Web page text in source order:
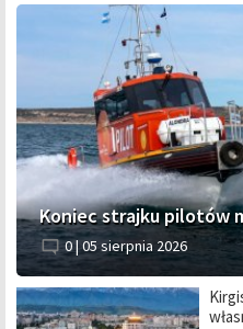
Koniec strajku pilotów
0 |05 sierpnia 2026